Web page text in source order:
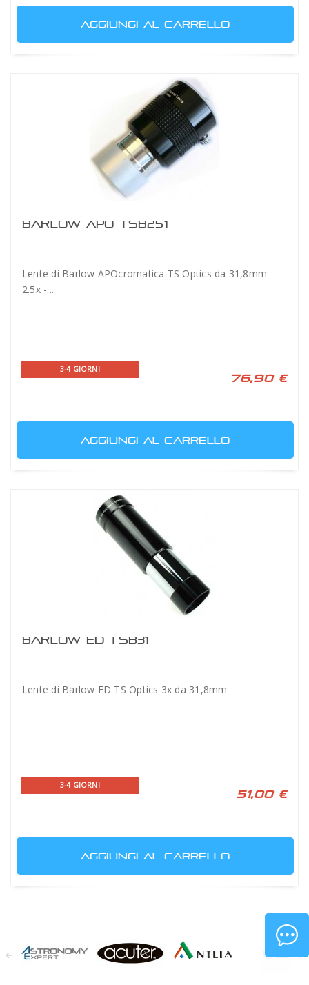
AGGIUNGI AL CARRELLO
BARLOW APO TSB251
Lente di Barlow APOcromatica TS Optics da 31,8mm -
2.5x -...
3-4 GIORNI
76,90 €
AGGIUNGI AL CARRELLO
BARLOW ED TSB31
Lente di Barlow ED TS Optics 3x da 31,8mm
3-4 GIORNI
51,00 €
AGGIUNGI AL CARRELLO